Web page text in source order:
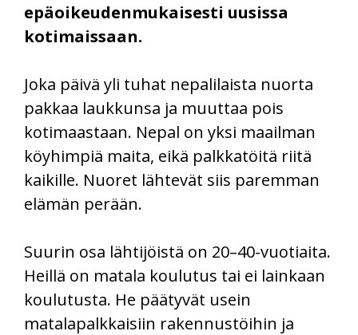
epäoikeudenmukaisesti uusissa
kotimaissaan.
Joka päivä yli tuhat nepalilaista nuorta
pakkaa laukkunsa ja muuttaa pois
kotimaastaan. Nepal on yksi maailman
köyhimpiä maita, eikä palkkatöitä riitä
kaikille. Nuoret lähtevät siis paremman
elämän perään.
Suurin osa lähtijöistä on 20–40-vuotiaita.
Heillä on matala koulutus tai ei lainkaan
koulutusta. He päätyvät usein
matalapalkkaisiin rakennustöihin ja